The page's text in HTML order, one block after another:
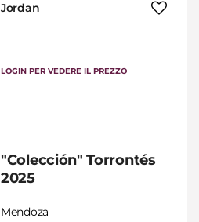
Jordan
LOGIN PER VEDERE IL PREZZO
"Colección" Torrontés
2025
Mendoza